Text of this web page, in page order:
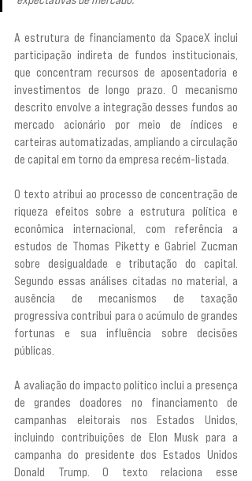
A estrutura de financiamento da SpaceX inclui
participação indireta de fundos institucionais,
que concentram recursos de aposentadoria e
investimentos de longo prazo. O mecanismo
descrito envolve a integração desses fundos ao
mercado acionário por meio de índices e
carteiras automatizadas, ampliando a circulação
de capital em torno da empresa recém-listada.
O texto atribui ao processo de concentração de
riqueza efeitos sobre a estrutura política e
econômica internacional, com referência a
estudos de Thomas Piketty e Gabriel Zucman
sobre desigualdade e tributação do capital.
Segundo essas análises citadas no material, a
ausência de mecanismos de taxação
progressiva contribui para o acúmulo de grandes
fortunas e sua influência sobre decisões
públicas.
A avaliação do impacto político inclui a presença
de grandes doadores no financiamento de
campanhas eleitorais nos Estados Unidos,
incluindo contribuições de Elon Musk para a
campanha do presidente dos Estados Unidos
Donald Trump. O texto relaciona esse